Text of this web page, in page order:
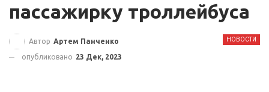
пассажирку троллейбуса
НОВОСТИ
Автор Артем Панченко
опубликовано 23 Дек, 2023